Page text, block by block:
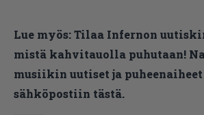
Lue myös:Tilaa Infernon
mistä kahvitauolla puhutaan!
musiikin uutiset ja puheenaiheet
sähköpostiin tästä.